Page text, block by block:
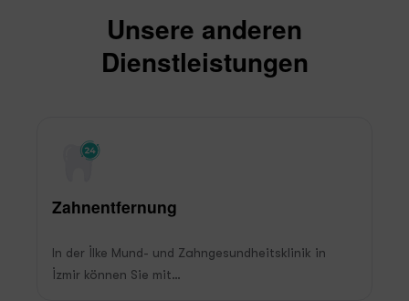
Unsere anderen
Dienstleistungen
Zahnentfernung
In der İlke Mund- und Zahngesundheitsklinik in
İzmir können Sie mit…